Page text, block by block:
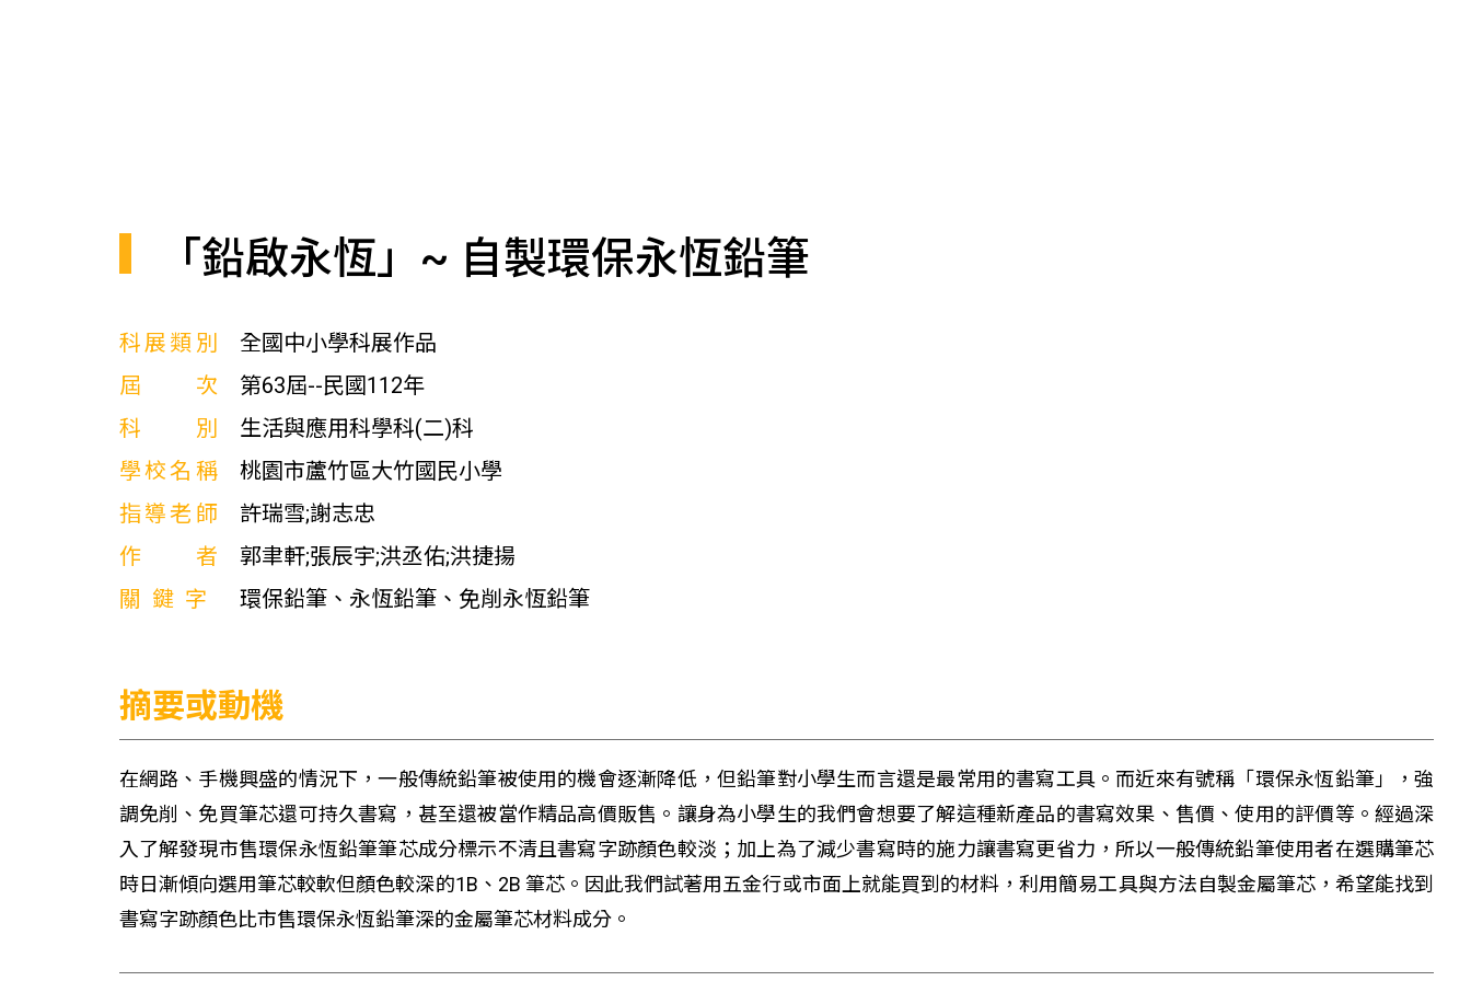
「鉛啟永恆」~ 自製環保永恆鉛筆
科展類別
全國中小學科展作品
屆次
第63屆--民國112年
科別
生活與應用科學科(二)科
學校名稱
桃園市蘆竹區大竹國民小學
指導老師
許瑞雪;謝志忠
作者
郭聿軒;張辰宇;洪丞佑;洪捷揚
關鍵字
環保鉛筆、永恆鉛筆、免削永恆鉛筆
摘要或動機
在網路、手機興盛的情況下，一般傳統鉛筆被使用的機會逐漸降低，但鉛筆對小學生而言還是最常用的書寫工具。而近來有號稱「環保永恆鉛筆」，強
調免削、免買筆芯還可持久書寫，甚至還被當作精品高價販售。讓身為小學生的我們會想要了解這種新產品的書寫效果、售價、使用的評價等。經過深
入了解發現市售環保永恆鉛筆筆芯成分標示不清且書寫字跡顏色較淡；加上為了減少書寫時的施力讓書寫更省力，所以一般傳統鉛筆使用者在選購筆芯
時日漸傾向選用筆芯較軟但顏色較深的1B、2B 筆芯。因此我們試著用五金行或市面上就能買到的材料，利用簡易工具與方法自製金屬筆芯，希望能找到
書寫字跡顏色比市售環保永恆鉛筆深的金屬筆芯材料成分。